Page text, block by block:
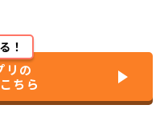
！
リの
ちら